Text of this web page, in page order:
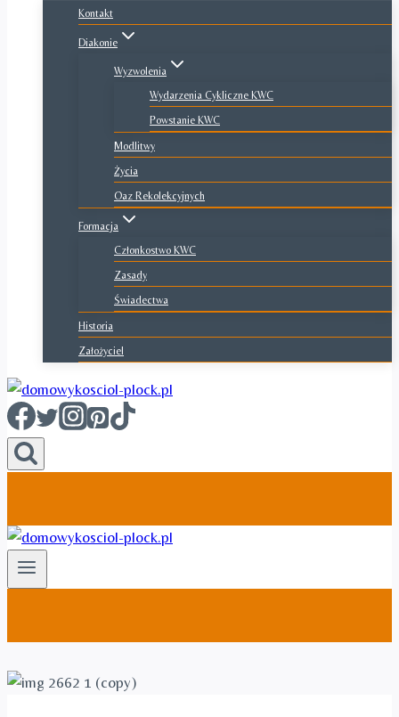
Kontakt
Diakonie
Wyzwolenia
Wydarzenia Cykliczne KWC
Powstanie KWC
Modlitwy
Życia
Oaz Rekolekcyjnych
Formacja
Członkostwo KWC
Zasady
Świadectwa
Historia
Założyciel